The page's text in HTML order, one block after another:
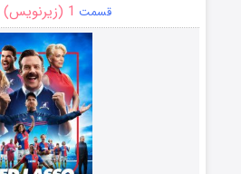
قسمت 1 (زیرنویس)